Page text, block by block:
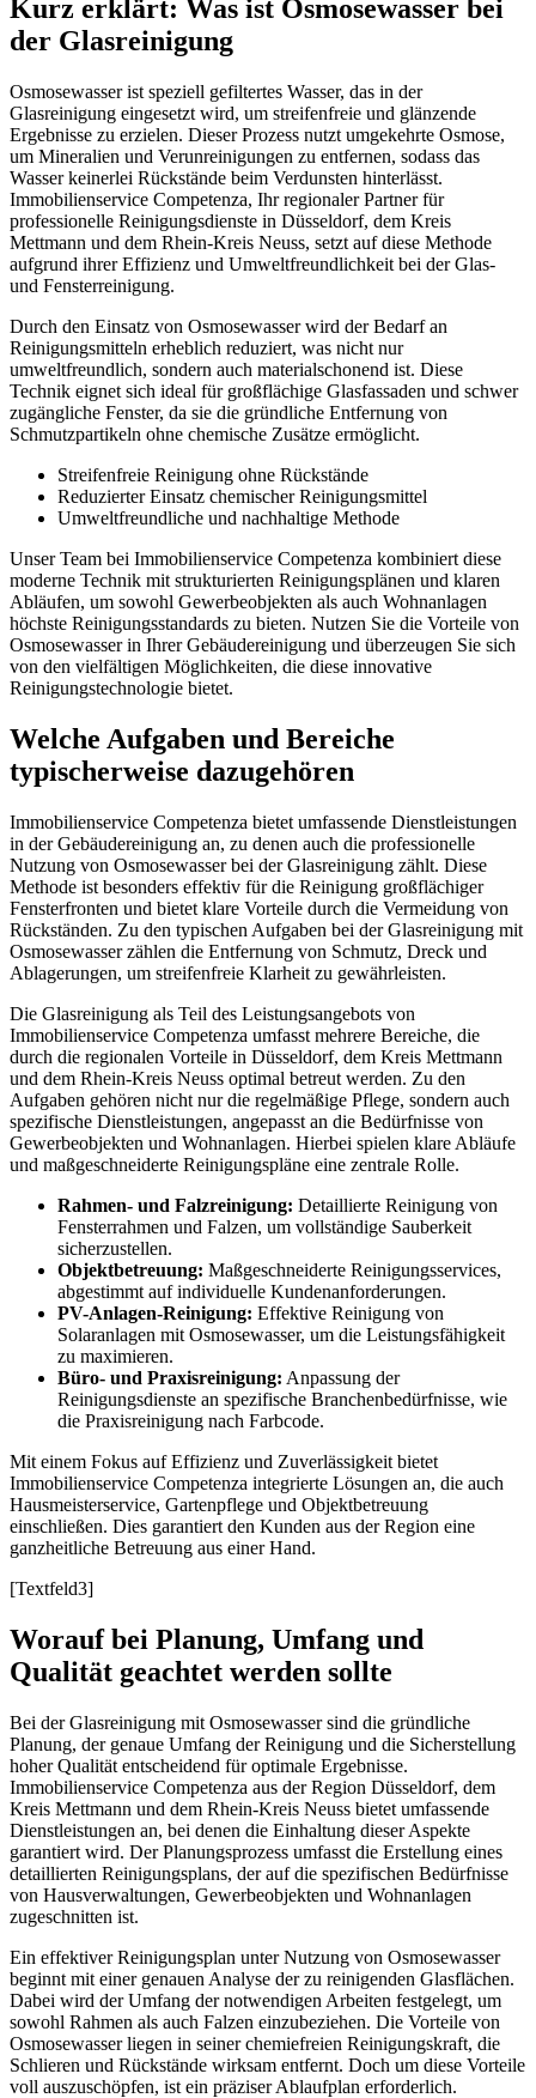
Kurz erklärt: Was ist Osmosewasser bei
der Glasreinigung
Osmosewasser ist speziell gefiltertes Wasser, das in der
Glasreinigung eingesetzt wird, um streifenfreie und glänzende
Ergebnisse zu erzielen. Dieser Prozess nutzt umgekehrte Osmose,
um Mineralien und Verunreinigungen zu entfernen, sodass das
Wasser keinerlei Rückstände beim Verdunsten hinterlässt.
Immobilienservice Competenza, Ihr regionaler Partner für
professionelle Reinigungsdienste in Düsseldorf, dem Kreis
Mettmann und dem Rhein-Kreis Neuss, setzt auf diese Methode
aufgrund ihrer Effizienz und Umweltfreundlichkeit bei der Glas-
und Fensterreinigung.
Durch den Einsatz von Osmosewasser wird der Bedarf an
Reinigungsmitteln erheblich reduziert, was nicht nur
umweltfreundlich, sondern auch materialschonend ist. Diese
Technik eignet sich ideal für großflächige Glasfassaden und schwer
zugängliche Fenster, da sie die gründliche Entfernung von
Schmutzpartikeln ohne chemische Zusätze ermöglicht.
Streifenfreie Reinigung ohne Rückstände
Reduzierter Einsatz chemischer Reinigungsmittel
Umweltfreundliche und nachhaltige Methode
Unser Team bei Immobilienservice Competenza kombiniert diese
moderne Technik mit strukturierten Reinigungsplänen und klaren
Abläufen, um sowohl Gewerbeobjekten als auch Wohnanlagen
höchste Reinigungsstandards zu bieten. Nutzen Sie die Vorteile von
Osmosewasser in Ihrer Gebäudereinigung und überzeugen Sie sich
von den vielfältigen Möglichkeiten, die diese innovative
Reinigungstechnologie bietet.
Welche Aufgaben und Bereiche
typischerweise dazugehören
Immobilienservice Competenza bietet umfassende Dienstleistungen
in der Gebäudereinigung an, zu denen auch die professionelle
Nutzung von Osmosewasser bei der Glasreinigung zählt. Diese
Methode ist besonders effektiv für die Reinigung großflächiger
Fensterfronten und bietet klare Vorteile durch die Vermeidung von
Rückständen. Zu den typischen Aufgaben bei der Glasreinigung mit
Osmosewasser zählen die Entfernung von Schmutz, Dreck und
Ablagerungen, um streifenfreie Klarheit zu gewährleisten.
Die Glasreinigung als Teil des Leistungsangebots von
Immobilienservice Competenza umfasst mehrere Bereiche, die
durch die regionalen Vorteile in Düsseldorf, dem Kreis Mettmann
und dem Rhein-Kreis Neuss optimal betreut werden. Zu den
Aufgaben gehören nicht nur die regelmäßige Pflege, sondern auch
spezifische Dienstleistungen, angepasst an die Bedürfnisse von
Gewerbeobjekten und Wohnanlagen. Hierbei spielen klare Abläufe
und maßgeschneiderte Reinigungspläne eine zentrale Rolle.
Rahmen- und Falzreinigung: Detaillierte Reinigung von
Fensterrahmen und Falzen, um vollständige Sauberkeit
sicherzustellen.
Objektbetreuung: Maßgeschneiderte Reinigungsservices,
abgestimmt auf individuelle Kundenanforderungen.
PV-Anlagen-Reinigung: Effektive Reinigung von
Solaranlagen mit Osmosewasser, um die Leistungsfähigkeit
zu maximieren.
Büro- und Praxisreinigung: Anpassung der
Reinigungsdienste an spezifische Branchenbedürfnisse, wie
die Praxisreinigung nach Farbcode.
Mit einem Fokus auf Effizienz und Zuverlässigkeit bietet
Immobilienservice Competenza integrierte Lösungen an, die auch
Hausmeisterservice, Gartenpflege und Objektbetreuung
einschließen. Dies garantiert den Kunden aus der Region eine
ganzheitliche Betreuung aus einer Hand.
[Textfeld3]
Worauf bei Planung, Umfang und
Qualität geachtet werden sollte
Bei der Glasreinigung mit Osmosewasser sind die gründliche
Planung, der genaue Umfang der Reinigung und die Sicherstellung
hoher Qualität entscheidend für optimale Ergebnisse.
Immobilienservice Competenza aus der Region Düsseldorf, dem
Kreis Mettmann und dem Rhein-Kreis Neuss bietet umfassende
Dienstleistungen an, bei denen die Einhaltung dieser Aspekte
garantiert wird. Der Planungsprozess umfasst die Erstellung eines
detaillierten Reinigungsplans, der auf die spezifischen Bedürfnisse
von Hausverwaltungen, Gewerbeobjekten und Wohnanlagen
zugeschnitten ist.
Ein effektiver Reinigungsplan unter Nutzung von Osmosewasser
beginnt mit einer genauen Analyse der zu reinigenden Glasflächen.
Dabei wird der Umfang der notwendigen Arbeiten festgelegt, um
sowohl Rahmen als auch Falzen einzubeziehen. Die Vorteile von
Osmosewasser liegen in seiner chemiefreien Reinigungskraft, die
Schlieren und Rückstände wirksam entfernt. Doch um diese Vorteile
voll auszuschöpfen, ist ein präziser Ablaufplan erforderlich.